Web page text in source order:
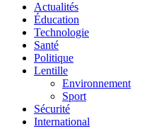
Actualités
Éducation
Technologie
Santé
Politique
Lentille
Environnement
Sport
Sécurité
International